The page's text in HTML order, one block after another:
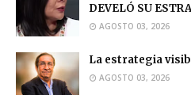
DEVELÓ SU
AGOSTO 03, 2026
La estrategia
AGOSTO 03, 2026